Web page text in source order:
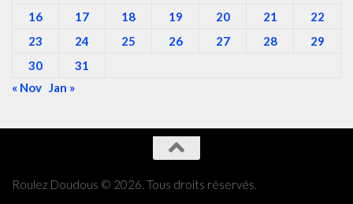
16
17 18 19 20 21
22
23
24 25 26 27 28
29
30
31
« Nov Jan »
Roulez Doudous © 2026. Tous droits réservés.